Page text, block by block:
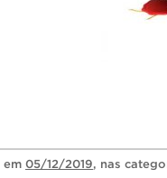
em 05/12/2019, nas